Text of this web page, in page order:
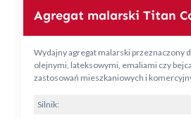
Agregat malarski Titan
Wydajny agregat malarski przeznaczony
olejnymi, lateksowymi, emaliami czy
zastosowań mieszkaniowych i
Silnik: